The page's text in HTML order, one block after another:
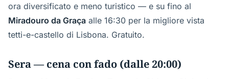
ora diversificato e meno turistico — e su fino al
Miradouro da Graça alle 16:30 per la migliore vista
tetti-e-castello di Lisbona. Gratuito.
Sera — cena con fado (dalle 20:00)